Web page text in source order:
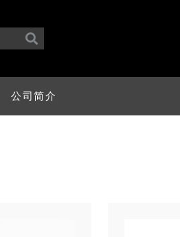
公司简介